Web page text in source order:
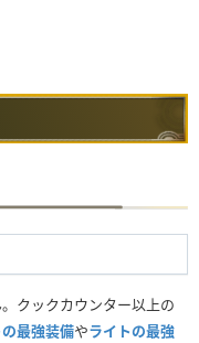
クックカウンター以上の
最強装備やライトの最強